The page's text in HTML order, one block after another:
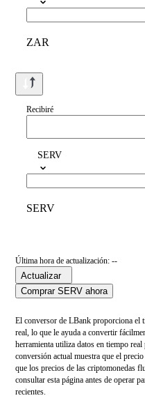
ZAR
Recibiré
SERV
SERV
Última hora de actualización: --
Actualizar
Comprar SERV ahora
El conversor de LBank proporciona el
real, lo que le ayuda a convertir
herramienta utiliza datos en tiempo
conversión actual muestra que el
que los precios de las criptomonedas
consultar esta página antes de operar
recientes.